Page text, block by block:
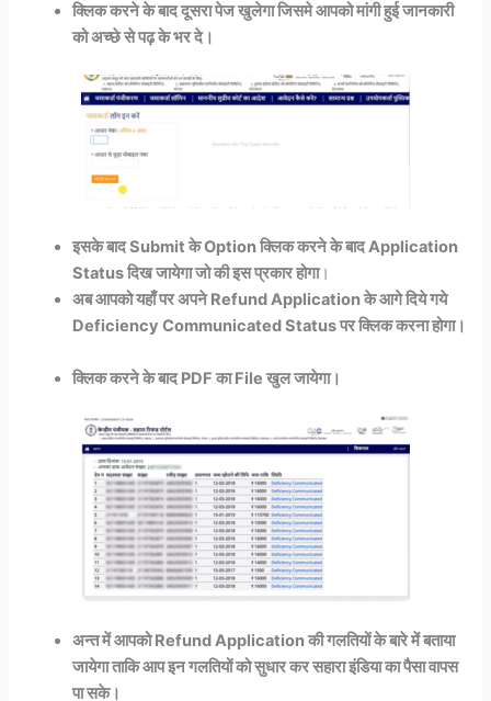
क्लिक करने के बाद दूसरा पेज खुलेगा जिसमे आपको मांगी हुई जानकारी
को अच्छे से पढ़ के भर दे।
इसके बाद Submit के Option क्लिक करने के बाद Application
Status दिख जायेगा जो की इस प्रकार होगा।
अब आपको यहाँ पर अपने Refund Application के आगे दिये गये
Deficiency Communicated Status पर क्लिक करना होगा।
क्लिक करने के बाद PDF का File खुल जायेगा।
अन्त में आपको Refund Application की गलतियों के बारे में बताया
जायेगा ताकि आप इन गलतियों को सुधार कर सहारा इंडिया का पैसा वापस
पा सके।